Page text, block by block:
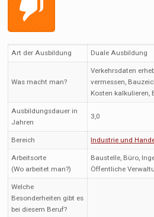
Art der Ausbildung Duale Ausbildung
Was macht man?
Verkehrsdaten
vermessen,
Kosten kalkulieren,
Ausbildungsdauer in
Jahren
3,0
Bereich Industrie und
Arbeitsorte
(Wo arbeitet man?)
Baustelle, Büro,
Öffentliche
Welche
Besonderheiten gibt es
bei diesem Beruf?